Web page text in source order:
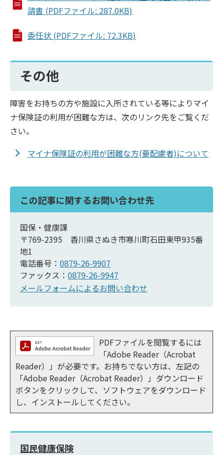
請書 (PDFファイル: 287.0KB)
委任状 (PDFファイル: 72.3KB)
その他
障害をお持ちの方や施設に入所されている等によりマイ
ナ保険証の利用が困難な方は、次のリンク先をご覧くだ
さい。
マイナ保険証の利用が困難な方(要配慮者)について
この記事に関するお問い合わせ先
国保・健康課
〒769-2395 香川県さぬき市寒川町石田東甲935番
地1
電話番号： 0879-26-9907
ファックス： 0879-26-9947
メールフォームによるお問い合わせ
PDFファイルを閲覧するには
「Adobe Reader（Acrobat
Reader）」が必要です。お持ちでない方は、左記の
「Adobe Reader（Acrobat Reader）」ダウンロード
ボタンをクリックして、ソフトウェアをダウンロード
し、インストールしてください。
国民健康保険